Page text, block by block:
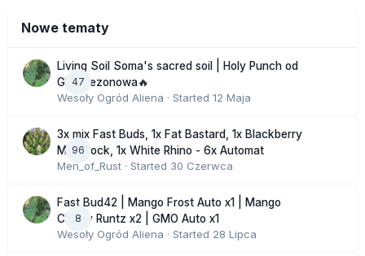
Nowe tematy
47
Living Soil Soma's sacred soil | Holy Punch od
GHS sezonowa🔥
Wesoły Ogród Aliena · Started 12 Maja
96
3x mix Fast Buds, 1x Fat Bastard, 1x Blackberry
Moonrock, 1x White Rhino - 6x Automat
Men_of_Rust · Started 30 Czerwca
8
Fast Bud42 | Mango Frost Auto x1 | Mango
Cherry Runtz x2 | GMO Auto x1
Wesoły Ogród Aliena · Started 28 Lipca